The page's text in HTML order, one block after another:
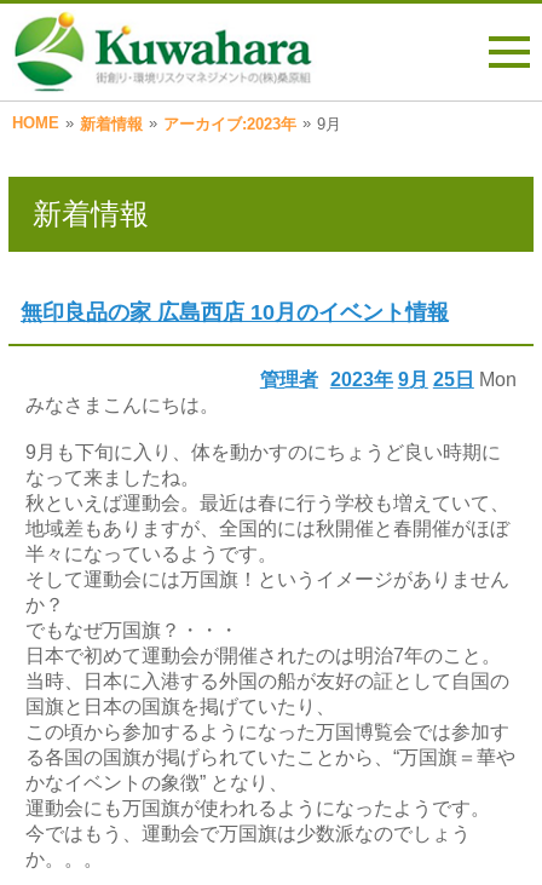
HOME » 新着情報 » アーカイブ:2023年 » 9月
新着情報
無印良品の家 広島西店 10月のイベント情報
2023年 9月 25日 Mon
管理者
みなさまこんにちは。
9月も下旬に入り、体を動かすのにちょうど良い時期に
なって来ましたね。
秋といえば運動会。最近は春に行う学校も増えていて、
地域差もありますが、全国的には秋開催と春開催がほぼ
半々になっているようです。
そして運動会には万国旗！というイメージがありません
か？
でもなぜ万国旗？・・・
日本で初めて運動会が開催されたのは明治7年のこと。
当時、日本に入港する外国の船が友好の証として自国の
国旗と日本の国旗を掲げていたり、
この頃から参加するようになった万国博覧会では参加す
る各国の国旗が掲げられていたことから、“万国旗＝華や
かなイベントの象徴” となり、
運動会にも万国旗が使われるようになったようです。
今ではもう、運動会で万国旗は少数派なのでしょう
か。。。